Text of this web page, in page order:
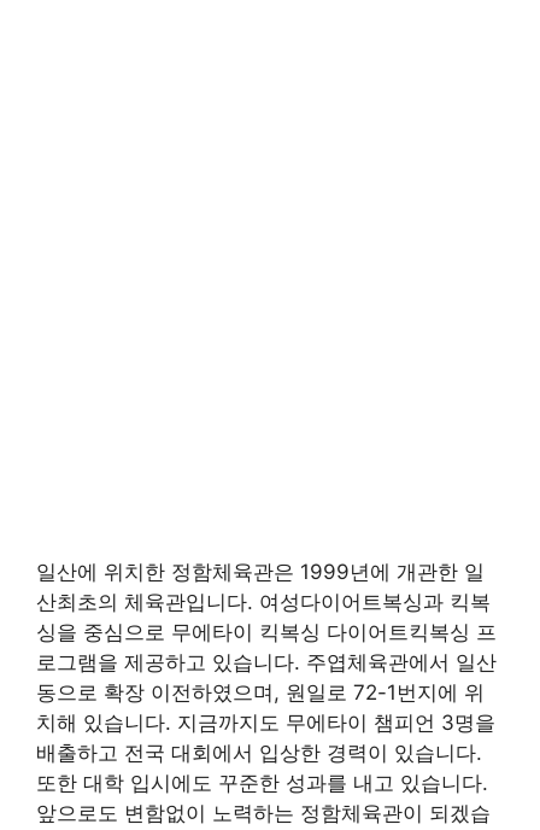
일산에 위치한 정함체육관은 1999년에 개관한 일
산최초의 체육관입니다. 여성다이어트복싱과 킥복
싱을 중심으로 무에타이 킥복싱 다이어트킥복싱 프
로그램을 제공하고 있습니다. 주엽체육관에서 일산
동으로 확장 이전하였으며, 원일로 72-1번지에 위
치해 있습니다. 지금까지도 무에타이 챔피언 3명을
배출하고 전국 대회에서 입상한 경력이 있습니다.
또한 대학 입시에도 꾸준한 성과를 내고 있습니다.
앞으로도 변함없이 노력하는 정함체육관이 되겠습